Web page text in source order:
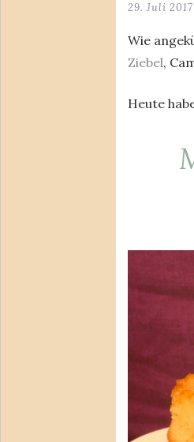
29. Juli 2017
Wie
Ziebel,
Heute